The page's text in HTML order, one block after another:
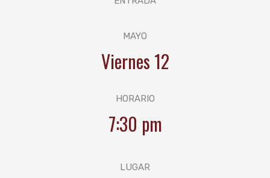
MAYO
Viernes 12
HORARIO
7:30 pm
LUGAR